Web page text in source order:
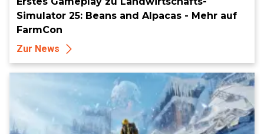
Simulator 25: Beans and Alpacas - Mehr auf
FarmCon
Zur News